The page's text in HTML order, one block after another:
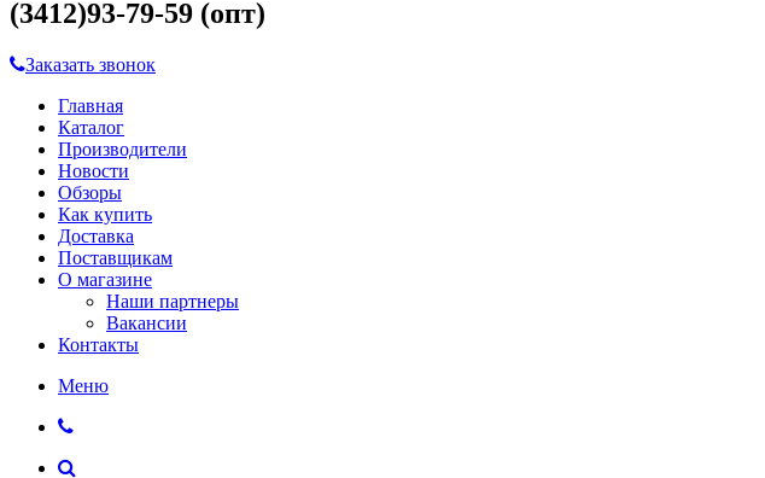
(3412)93-79-59 (опт)
Заказать звонок
Главная
Каталог
Производители
Новости
Обзоры
Как купить
Доставка
Поставщикам
О магазине
Наши партнеры
Вакансии
Контакты
Меню